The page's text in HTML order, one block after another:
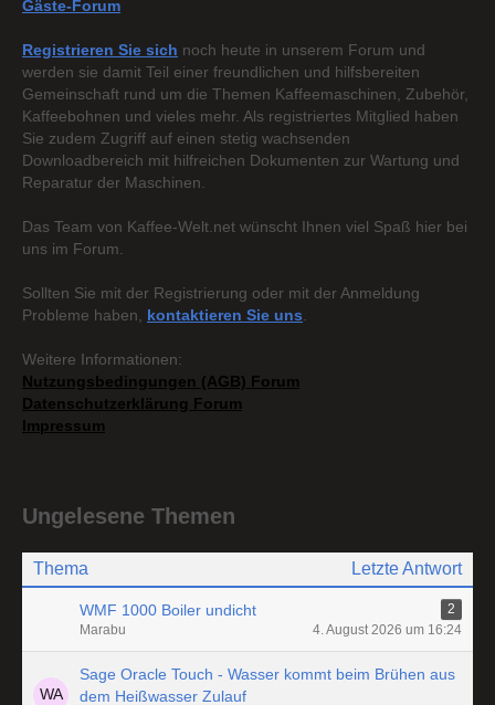
Gäste-Forum
Registrieren Sie sich noch heute in unserem Forum und
werden sie damit Teil einer freundlichen und hilfsbereiten
Gemeinschaft rund um die Themen Kaffeemaschinen, Zubehör,
Kaffeebohnen und vieles mehr. Als registriertes Mitglied haben
Sie zudem Zugriff auf einen stetig wachsenden
Downloadbereich mit hilfreichen Dokumenten zur Wartung und
Reparatur der Maschinen.
Das Team von Kaffee-Welt.net wünscht Ihnen viel Spaß hier bei
uns im Forum.
Sollten Sie mit der Registrierung oder mit der Anmeldung
Probleme haben, kontaktieren Sie uns
Weitere Informationen:
Nutzungsbedingungen (AGB) Forum
Datenschutzerklärung Forum
Impressum
Ungelesene Themen
Thema Letzte Antwort
WMF 1000 Boiler undicht
2
Marabu
4. August 2026 um 16:24
Sage Oracle Touch - Wasser kommt beim Brühen aus
dem Heißwasser Zulauf